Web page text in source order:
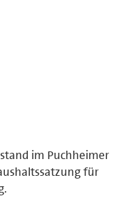
im Puchheimer
für